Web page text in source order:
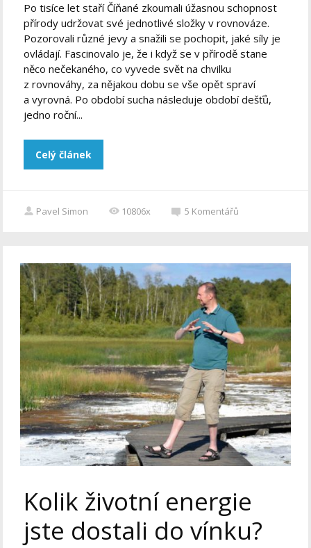
Po tisíce let staří Číňané zkoumali úžasnou schopnost
přírody udržovat své jednotlivé složky v rovnováze.
Pozorovali různé jevy a snažili se pochopit, jaké síly je
ovládají. Fascinovalo je, že i když se v přírodě stane
něco nečekaného, co vyvede svět na chvilku
z rovnováhy, za nějakou dobu se vše opět spraví
a vyrovná. Po období sucha následuje období dešťů,
jedno roční...
Celý článek
Pavel Simon 10806x 5 Komentářů
Kolik životní energie
jste dostali do vínku?